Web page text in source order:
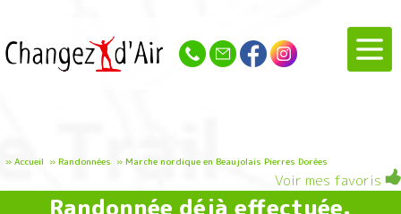
» Accueil » Randonnées » Marche nordique en Beaujolais Pierres Dorées
Voir mes favoris
Randonnée déjà effectuée.